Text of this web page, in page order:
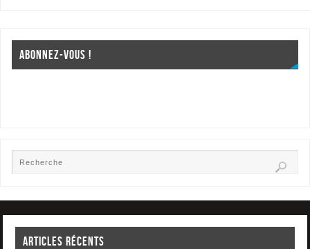
ABONNEZ-VOUS !
ARTICLES RÉCENTS